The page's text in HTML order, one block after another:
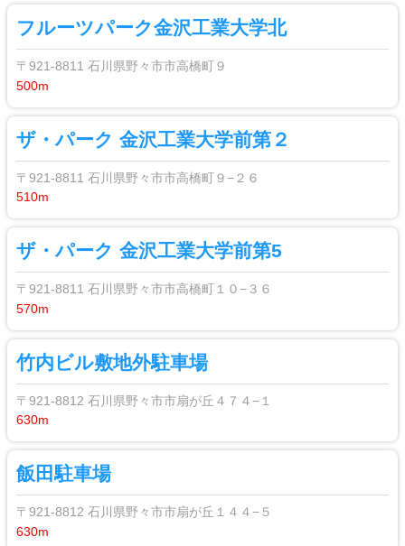
フルーツパーク金沢工業大学北
〒921-8811 石川県野々市市高橋町９
500m
ザ・パーク 金沢工業大学前第２
〒921-8811 石川県野々市市高橋町９−２６
510m
ザ・パーク 金沢工業大学前第5
〒921-8811 石川県野々市市高橋町１０−３６
570m
竹内ビル敷地外駐車場
〒921-8812 石川県野々市市扇が丘４７４−１
630m
飯田駐車場
〒921-8812 石川県野々市市扇が丘１４４−５
630m